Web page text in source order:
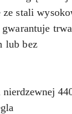
ze stali
lub bez
nierdzewnej